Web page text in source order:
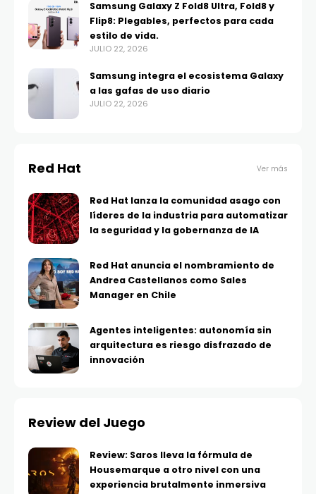
Samsung Galaxy Z Fold8 Ultra, Fold8 y
Flip8: Plegables, perfectos para cada
estilo de vida.
JULIO 22, 2026
Samsung integra el ecosistema Galaxy
a las gafas de uso diario
JULIO 22, 2026
Red Hat Ver más
Red Hat lanza la comunidad asago con
líderes de la industria para automatizar
la seguridad y la gobernanza de IA
Red Hat anuncia el nombramiento de
Andrea Castellanos como Sales
Manager en Chile
Agentes inteligentes: autonomía sin
arquitectura es riesgo disfrazado de
innovación
Review del Juego
Review: Saros lleva la fórmula de
Housemarque a otro nivel con una
experiencia brutalmente inmersiva